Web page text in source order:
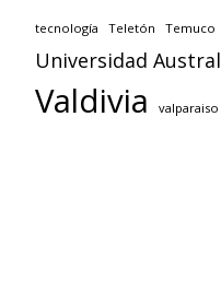
tecnología Teletón Temuco
Universidad Austral
Valdivia valparaiso